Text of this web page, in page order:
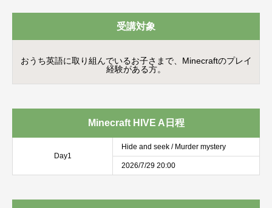
受講対象
おうち英語に取り組んでいるお子さまで、Minecraftのプレイ
経験がある方。
Minecraft HIVE A日程
Day1
Hide and seek / Murder mystery
2026/7/29 20:00